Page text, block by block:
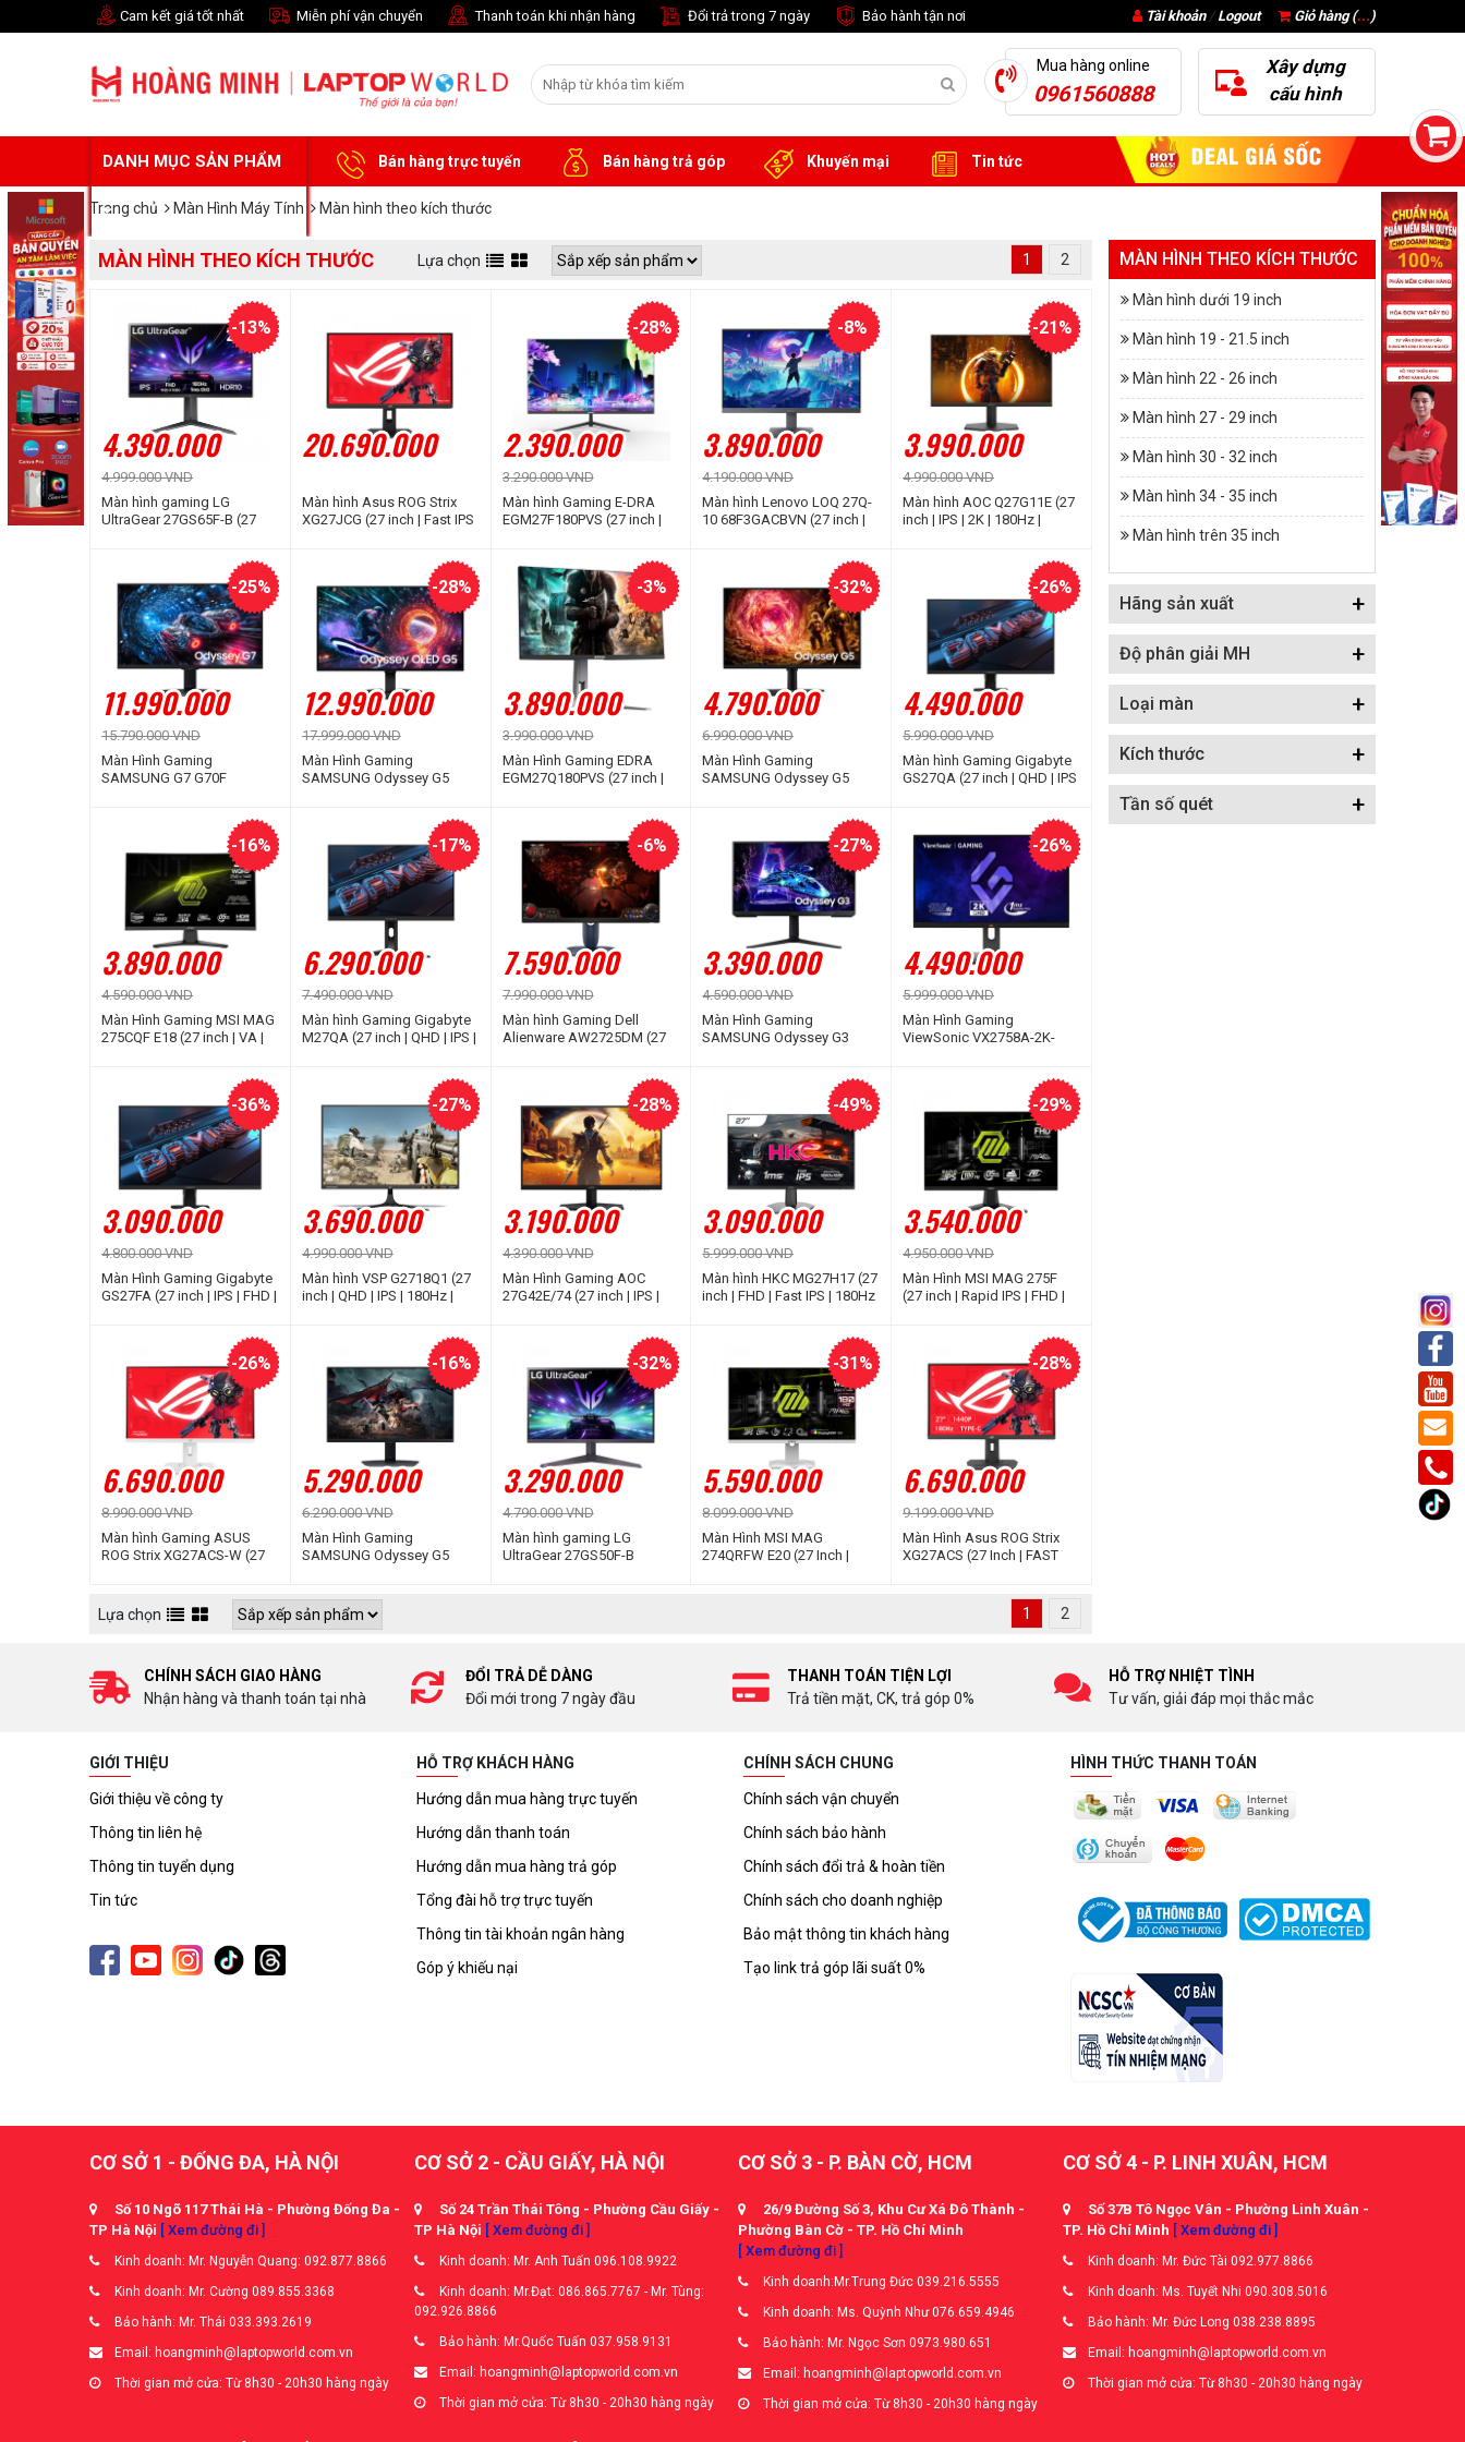
Cam kết giá tốt nhất Miễn phí vận chuyển Thanh toán khi nhận hàng Đổi trả trong 7 ngày Bảo hành tận nơi Giỏ hàng (...)
Tài khoản/ Logout
Mua hàng online
0961560888
Xây dựng
cấu hình
DANH MỤC SẢN PHẨM Bán hàng trực tuyến Bán hàng trả góp Khuyến mại Tin tức
Trang chủ Màn Hình Máy Tính Màn hình theo kích thước
MÀN HÌNH THEO KÍCH THƯỚC Lựa chọn 1 2
4.390.000
4.999.000 VND
-13%
Màn hình gaming LG
UltraGear 27GS65F-B (27
20.690.000
Màn hình Asus ROG Strix
XG27JCG (27 inch | Fast IPS
2.390.000
3.290.000 VND
-28%
Màn hình Gaming E-DRA
EGM27F180PVS (27 inch |
3.890.000
4.190.000 VND
-8%
Màn hình Lenovo LOQ 27Q-
10 68F3GACBVN (27 inch |
3.990.000
4.990.000 VND
-21%
Màn hình AOC Q27G11E (27
inch | IPS | 2K | 180Hz |
11.990.000
15.790.000 VND
-25%
Màn Hình Gaming
SAMSUNG G7 G70F
12.990.000
17.999.000 VND
-28%
Màn Hình Gaming
SAMSUNG Odyssey G5
3.890.000
3.990.000 VND
-3%
Màn Hình Gaming EDRA
EGM27Q180PVS (27 inch |
4.790.000
6.990.000 VND
-32%
Màn Hình Gaming
SAMSUNG Odyssey G5
4.490.000
5.990.000 VND
-26%
Màn hình Gaming Gigabyte
GS27QA (27 inch | QHD | IPS
3.890.000
4.590.000 VND
-16%
Màn Hình Gaming MSI MAG
275CQF E18 (27 inch | VA |
6.290.000
7.490.000 VND
-17%
Màn hình Gaming Gigabyte
M27QA (27 inch | QHD | IPS |
7.590.000
7.990.000 VND
-6%
Màn hình Gaming Dell
Alienware AW2725DM (27
3.390.000
4.590.000 VND
-27%
Màn Hình Gaming
SAMSUNG Odyssey G3
4.490.000
5.999.000 VND
-26%
Màn Hình Gaming
ViewSonic VX2758A-2K-
3.090.000
4.800.000 VND
-36%
Màn Hình Gaming Gigabyte
GS27FA (27 inch | IPS | FHD |
3.690.000
4.990.000 VND
-27%
Màn hình VSP G2718Q1 (27
inch | QHD | IPS | 180Hz |
3.190.000
4.390.000 VND
-28%
Màn Hình Gaming AOC
27G42E/74 (27 inch | IPS |
3.090.000
5.999.000 VND
-49%
Màn hình HKC MG27H17 (27
inch | FHD | Fast IPS | 180Hz
3.540.000
4.950.000 VND
-29%
Màn Hình MSI MAG 275F
(27 inch | Rapid IPS | FHD |
6.690.000
8.990.000 VND
-26%
Màn hình Gaming ASUS
ROG Strix XG27ACS-W (27
DisplayHDR 400)
5.290.000
6.290.000 VND
-16%
Màn Hình Gaming
SAMSUNG Odyssey G5
1ms)
3.290.000
4.790.000 VND
-32%
Màn hình gaming LG
UltraGear 27GS50F-B
5.590.000
8.099.000 VND
-31%
Màn Hình MSI MAG
274QRFW E20 (27 Inch |
6.690.000
9.199.000 VND
-28%
Màn Hình Asus ROG Strix
XG27ACS (27 Inch | FAST
Lựa chọn 1 2
MÀN HÌNH THEO KÍCH THƯỚC
Màn hình dưới 19 inch
Màn hình 19 - 21.5 inch
Màn hình 22 - 26 inch
Màn hình 27 - 29 inch
Màn hình 30 - 32 inch
Màn hình 34 - 35 inch
Màn hình trên 35 inch
Hãng sản xuất +
Độ phân giải MH +
Loại màn +
Kích thước +
Tần số quét +
CHÍNH SÁCH GIAO HÀNG
Nhận hàng và thanh toán tại nhà
ĐỔI TRẢ DỄ DÀNG
Đổi mới trong 7 ngày đầu
THANH TOÁN TIỆN LỢI
Trả tiền mặt, CK, trả góp 0%
HỖ TRỢ NHIỆT TÌNH
Tư vấn, giải đáp mọi thắc mắc
GIỚI THIỆU
Giới thiệu về công ty
Thông tin liên hệ
Thông tin tuyển dụng
Tin tức
HỖ TRỢ KHÁCH HÀNG
Hướng dẫn mua hàng trực tuyến
Hướng dẫn thanh toán
Hướng dẫn mua hàng trả góp
Tổng đài hỗ trợ trực tuyến
Thông tin tài khoản ngân hàng
Góp ý khiếu nại
CHÍNH SÁCH CHUNG
Chính sách vận chuyển
Chính sách bảo hành
Chính sách đổi trả & hoàn tiền
Chính sách cho doanh nghiệp
Bảo mật thông tin khách hàng
Tạo link trả góp lãi suất 0%
HÌNH THỨC THANH TOÁN
CƠ SỞ 1 - ĐỐNG ĐA, HÀ NỘI
Số 10 Ngõ 117 Thái Hà - Phường Đống Đa -
TP Hà Nội [ Xem đường đi ]
Kinh doanh: Mr. Nguyễn Quang: 092.877.8866
Kinh doanh: Mr. Cường 089.855.3368
Bảo hành: Mr. Thái 033.393.2619
Email: hoangminh@laptopworld.com.vn
Thời gian mở cửa: Từ 8h30 - 20h30 hàng ngày
CƠ SỞ 2 - CẦU GIẤY, HÀ NỘI
Số 24 Trần Thái Tông - Phường Cầu Giấy -
TP Hà Nội [ Xem đường đi ]
Kinh doanh: Mr. Anh Tuấn 096.108.9922
Kinh doanh: Mr.Đạt: 086.865.7767 - Mr. Tùng:
092.926.8866
Bảo hành: Mr.Quốc Tuấn 037.958.9131
Email: hoangminh@laptopworld.com.vn
Thời gian mở cửa: Từ 8h30 - 20h30 hàng ngày
CƠ SỞ 3 - P. BÀN CỜ, HCM
26/9 Đường Số 3, Khu Cư Xá Đô Thành -
Phường Bàn Cờ - TP. Hồ Chí Minh
[ Xem đường đi ]
Kinh doanh:Mr.Trung Đức 039.216.5555
Kinh doanh: Ms. Quỳnh Như 076.659.4946
Bảo hành: Mr. Ngọc Sơn 0973.980.651
Email: hoangminh@laptopworld.com.vn
Thời gian mở cửa: Từ 8h30 - 20h30 hàng ngày
CƠ SỞ 4 - P. LINH XUÂN, HCM
Số 37B Tô Ngọc Vân - Phường Linh Xuân -
TP. Hồ Chí Minh [ Xem đường đi ]
Kinh doanh: Mr. Đức Tài 092.977.8866
Kinh doanh: Ms. Tuyết Nhi 090.308.5016
Bảo hành: Mr. Đức Long 038.238.8895
Email: hoangminh@laptopworld.com.vn
Thời gian mở cửa: Từ 8h30 - 20h30 hàng ngày